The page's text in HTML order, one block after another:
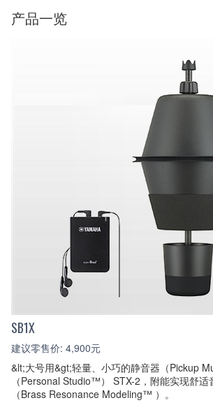
产品一览
SB1X
建议零售价: 4,900元
&lt;大号用&gt;轻量、小巧的静音器（Pickup
（Personal Studio™） STX-2，附能实现舒适
（Brass Resonance Modeling™ ）。